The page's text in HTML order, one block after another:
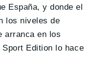
España, y donde el
los niveles de
arranca en los
Edition lo hace